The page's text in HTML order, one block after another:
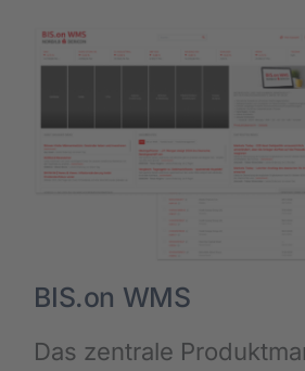
BIS.on WMS
Das zen­tra­le